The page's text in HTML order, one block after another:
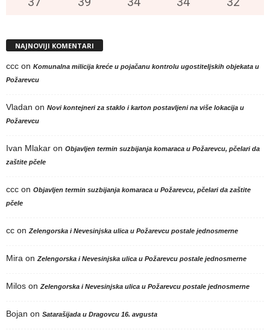
NAJNOVIJI KOMENTARI
ccc on Komunalna milicija kreće u pojačanu kontrolu ugostiteljskih objekata u
Požarevcu
Vladan on Novi kontejneri za staklo i karton postavljeni na više lokacija u
Požarevcu
Ivan Mlakar on Objavljen termin suzbijanja komaraca u Požarevcu, pčelari da
zaštite pčele
ccc on Objavljen termin suzbijanja komaraca u Požarevcu, pčelari da zaštite
pčele
cc on Zelengorska i Nevesinjska ulica u Požarevcu postale jednosmerne
Mira on Zelengorska i Nevesinjska ulica u Požarevcu postale jednosmerne
Milos on Zelengorska i Nevesinjska ulica u Požarevcu postale jednosmerne
Bojan on Satarašijada u Dragovcu 16. avgusta